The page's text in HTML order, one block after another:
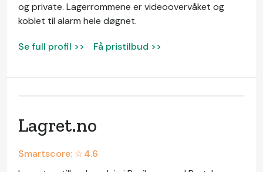
og private. Lagerrommene er videoovervåket og
koblet til alarm hele døgnet.
Se full profil >> Få pristilbud >>
​Lagret.no
Smartscore: ☆4.6